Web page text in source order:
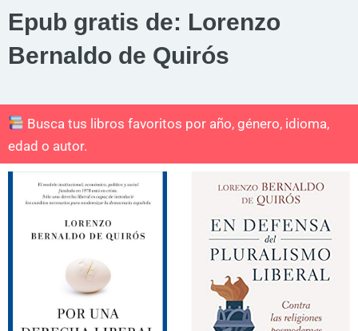
Epub gratis de: Lorenzo
Bernaldo de Quirós
Busca tus libros favoritos por año, género, idioma,
edad o autor.